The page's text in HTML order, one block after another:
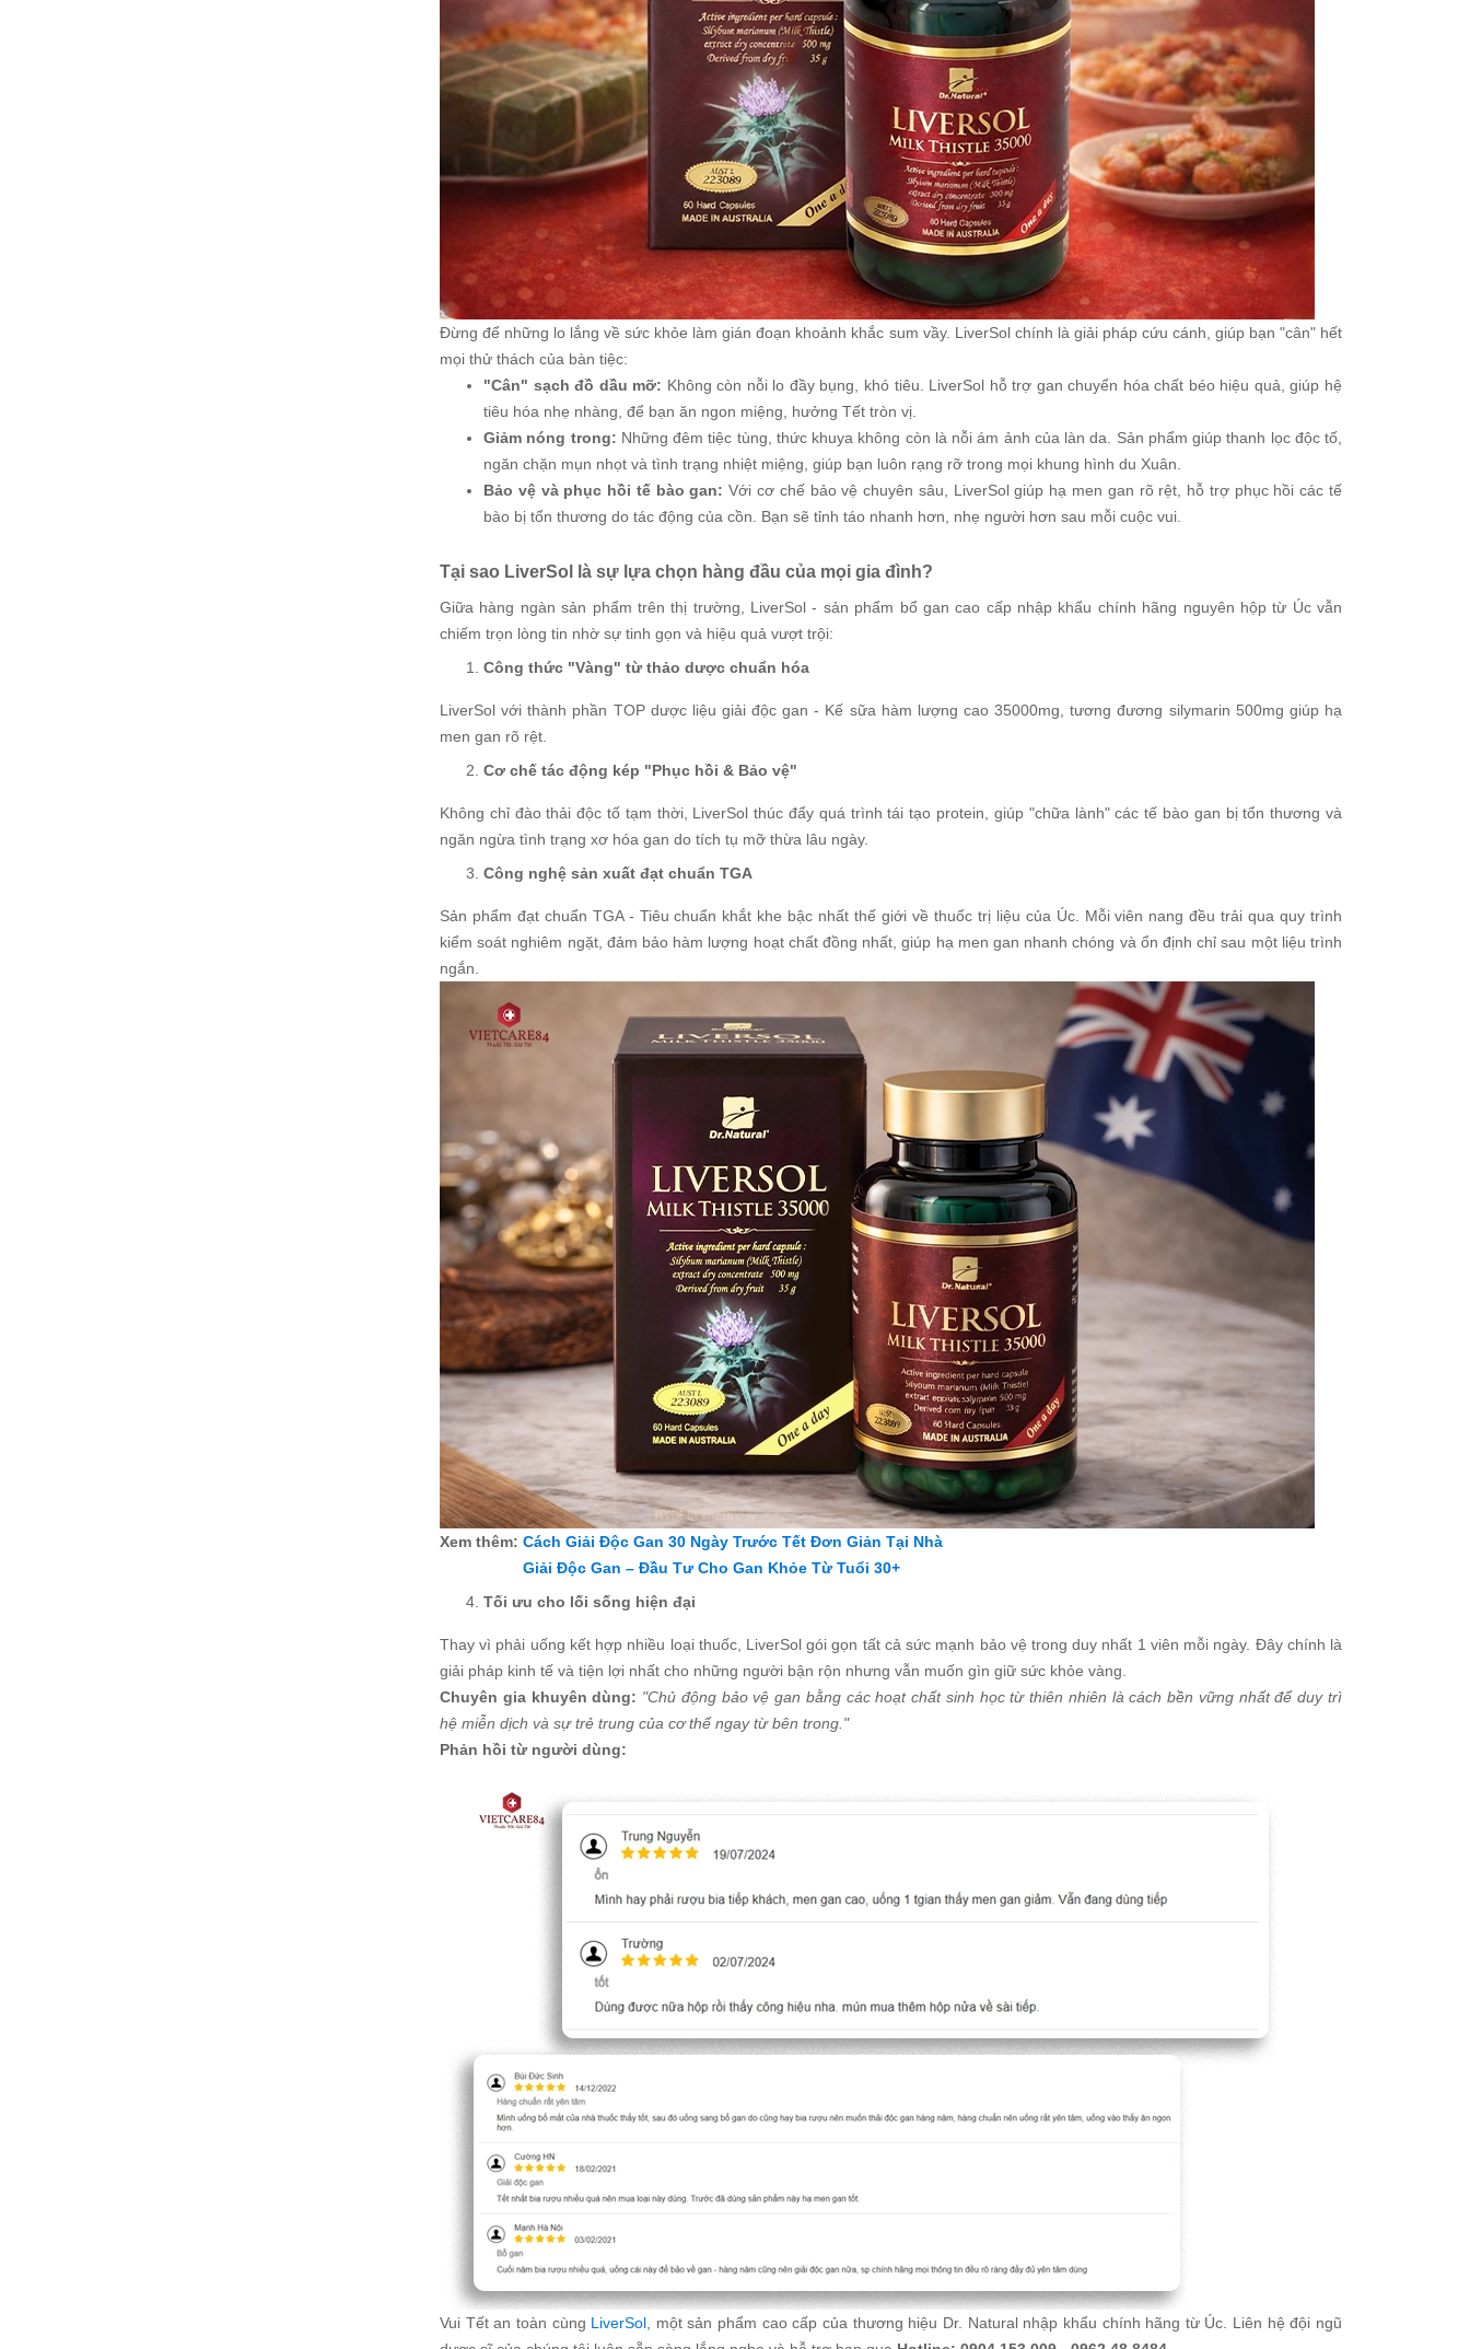
Đừng để những lo lắng về sức khỏe làm gián đoạn khoảnh khắc sum vầy. LiverSol chính là giải pháp cứu cánh, giúp bạn "cân" hết
mọi thử thách của bàn tiệc:
"Cân" sạch đồ dầu mỡ: Không còn nỗi lo đầy bụng, khó tiêu. LiverSol hỗ trợ gan chuyển hóa chất béo hiệu quả, giúp hệ
tiêu hóa nhẹ nhàng, để bạn ăn ngon miệng, hưởng Tết tròn vị.
Giảm nóng trong: Những đêm tiệc tùng, thức khuya không còn là nỗi ám ảnh của làn da. Sản phẩm giúp thanh lọc độc tố,
ngăn chặn mụn nhọt và tình trạng nhiệt miệng, giúp bạn luôn rạng rỡ trong mọi khung hình du Xuân.
Bảo vệ và phục hồi tế bào gan:Với cơ chế bảo vệ chuyên sâu, LiverSol giúp hạ men gan rõ rệt, hỗ trợ phục hồi các tế
bào bị tổn thương do tác động của cồn. Bạn sẽ tỉnh táo nhanh hơn, nhẹ người hơn sau mỗi cuộc vui.
Tại sao LiverSol là sự lựa chọn hàng đầu của mọi gia đình?
Giữa hàng ngàn sản phẩm trên thị trường, LiverSol - sản phẩm bổ gan cao cấp nhập khẩu chính hãng nguyên hộp từ Úc vẫn
chiếm trọn lòng tin nhờ sự tinh gọn và hiệu quả vượt trội:
Công thức "Vàng" từ thảo dược chuẩn hóa
LiverSol với thành phần TOP dược liệu giải độc gan - Kế sữa hàm lượng cao 35000mg, tương đương silymarin 500mg giúp hạ
men gan rõ rệt.
Cơ chế tác động kép "Phục hồi & Bảo vệ"
Không chỉ đào thải độc tố tạm thời, LiverSol thúc đẩy quá trình tái tạo protein, giúp "chữa lành" các tế bào gan bị tổn thương và
ngăn ngừa tình trạng xơ hóa gan do tích tụ mỡ thừa lâu ngày.
Công nghệ sản xuất đạt chuẩn TGA
Sản phẩm đạt chuẩn TGA - Tiêu chuẩn khắt khe bậc nhất thế giới về thuốc trị liệu của Úc. Mỗi viên nang đều trải qua quy trình
kiểm soát nghiêm ngặt, đảm bảo hàm lượng hoạt chất đồng nhất, giúp hạ men gan nhanh chóng và ổn định chỉ sau một liệu trình
ngắn.
Xem thêm: Cách Giải Độc Gan 30 Ngày Trước Tết Đơn Giản Tại Nhà
Giải Độc Gan – Đầu Tư Cho Gan Khỏe Từ Tuổi 30+
Tối ưu cho lối sống hiện đại
Thay vì phải uống kết hợp nhiều loại thuốc, LiverSol gói gọn tất cả sức mạnh bảo vệ trong duy nhất 1 viên mỗi ngày. Đây chính là
giải pháp kinh tế và tiện lợi nhất cho những người bận rộn nhưng vẫn muốn gìn giữ sức khỏe vàng.
Chuyên gia khuyên dùng: "Chủ động bảo vệ gan bằng các hoạt chất sinh học từ thiên nhiên là cách bền vững nhất để duy trì
hệ miễn dịch và sự trẻ trung của cơ thể ngay từ bên trong."
Phản hồi từ người dùng:
Vui Tết an toàn cùng LiverSol , một sản phẩm cao cấp của thương hiệu Dr. Natural nhập khẩu chính hãng từ Úc. Liên hệ đội ngũ